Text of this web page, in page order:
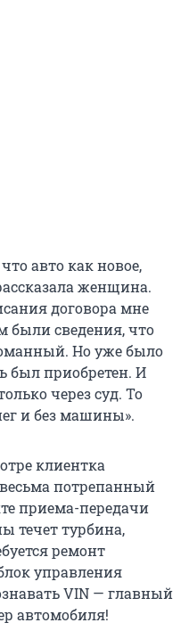
авто как новое,
женщина.
договора мне
были сведения, что
Но уже было
был приобретен. И
через суд. То
и без машины».
клиентка
потрепанный
приема-передачи
течет турбина,
ремонт
управления
VIN — главный
автомобиля!